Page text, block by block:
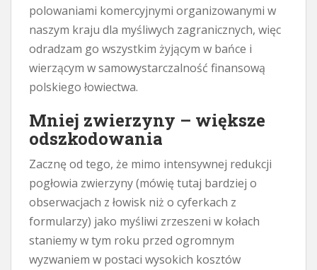
polowaniami komercyjnymi organizowanymi w
naszym kraju dla myśliwych zagranicznych, więc
odradzam go wszystkim żyjącym w bańce i
wierzącym w samowystarczalność finansową
polskiego łowiectwa.
Mniej zwierzyny – większe
odszkodowania
Zacznę od tego, że mimo intensywnej redukcji
pogłowia zwierzyny (mówię tutaj bardziej o
obserwacjach z łowisk niż o cyferkach z
formularzy) jako myśliwi zrzeszeni w kołach
staniemy w tym roku przed ogromnym
wyzwaniem w postaci wysokich kosztów